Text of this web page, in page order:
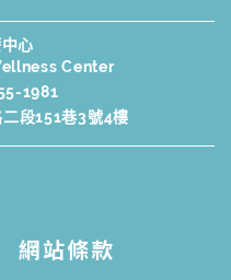
心
Center
1981
段151巷3號4樓
網站條款